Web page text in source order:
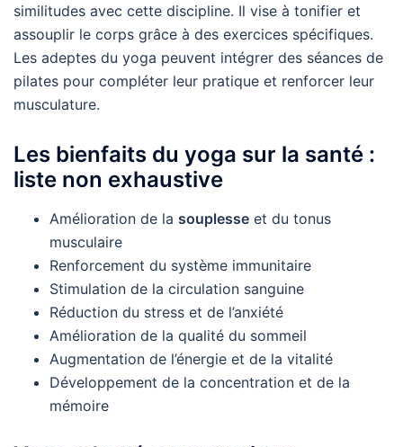
similitudes avec cette discipline. Il vise à tonifier et
assouplir le corps grâce à des exercices spécifiques.
Les adeptes du yoga peuvent intégrer des séances de
pilates pour compléter leur pratique et renforcer leur
musculature.
Les bienfaits du yoga sur la santé :
liste non exhaustive
Amélioration de la souplesse et du tonus
musculaire
Renforcement du système immunitaire
Stimulation de la circulation sanguine
Réduction du stress et de l’anxiété
Amélioration de la qualité du sommeil
Augmentation de l’énergie et de la vitalité
Développement de la concentration et de la
mémoire